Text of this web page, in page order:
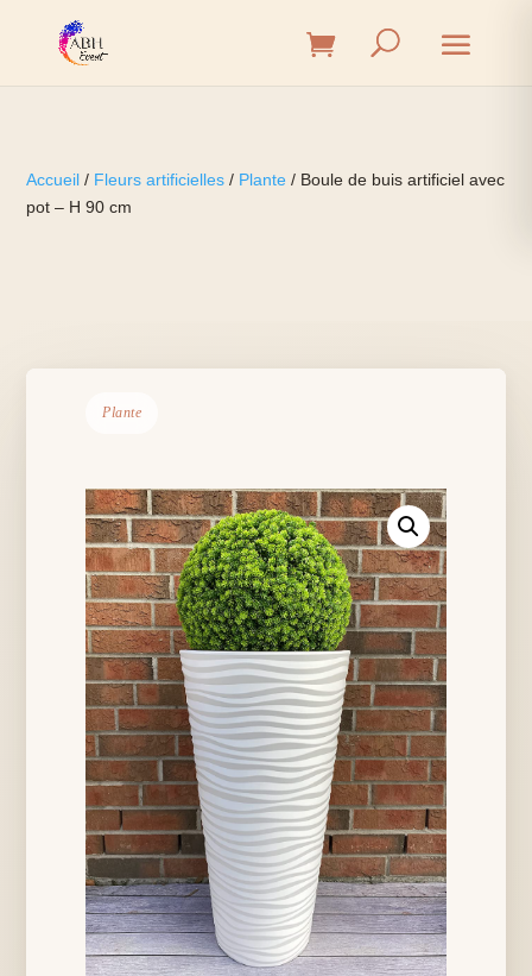
Accueil / Fleurs artificielles / Plante / Boule de buis artificiel avec
pot – H 90 cm
Plante